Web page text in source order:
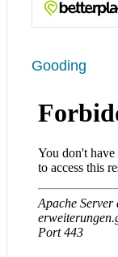
Gooding